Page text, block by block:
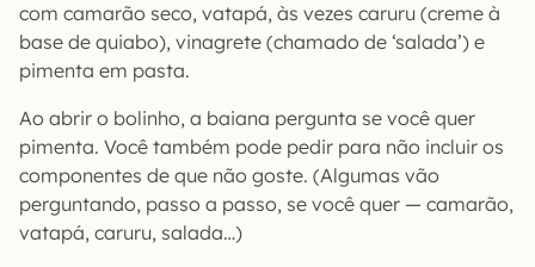
com camarão seco, vatapá, às vezes caruru (creme à
base de quiabo), vinagrete (chamado de ‘salada’) e
pimenta em pasta.
Ao abrir o bolinho, a baiana pergunta se você quer
pimenta. Você também pode pedir para não incluir os
componentes de que não goste. (Algumas vão
perguntando, passo a passo, se você quer — camarão,
vatapá, caruru, salada…)